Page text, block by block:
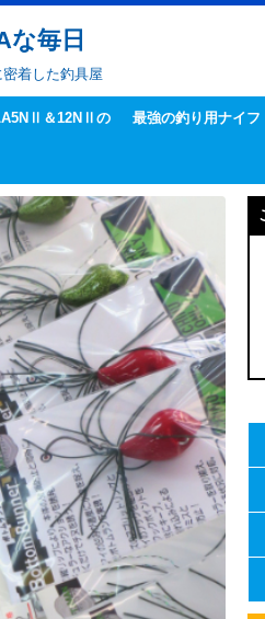
な毎日
着した釣具屋
＆12NⅡの 最強の釣り用ナイフ